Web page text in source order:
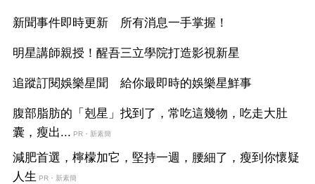
新聞事件即時更新 所有消息一手掌握！
明星講師親授！醒吾三立學院打造影視新星
追蹤訂閱娛樂星聞 給你最即時的娛樂星鮮事
腹部脂肪的「剋星」找到了，常吃這幾物，吃走大肚
囊，瘦出... PR・新素簡
減肥首選，檸檬加它，堅持一週，腰細了，瘦到你懷疑
人生 PR・新素簡